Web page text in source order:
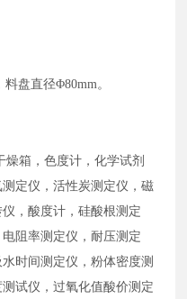
料盘直径Φ80mm。
箱，色度计，化学试剂
定仪，活性炭测定仪，磁
，酸度计，硅酸根测定
阻率测定仪，耐压测定
时间测定仪，粉体密度测
试仪，过氧化值酸价测定